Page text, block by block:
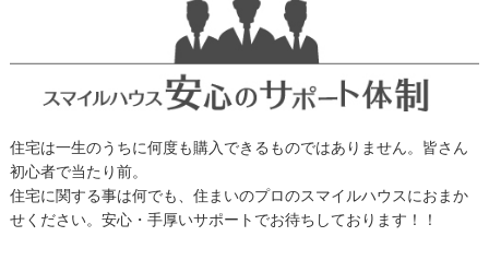
住宅は一生のうちに何度も購入できるものではありません。皆さん
初心者で当たり前。
住宅に関する事は何でも、住まいのプロのスマイルハウスにおまか
せください。安心・手厚いサポートでお待ちしております！！